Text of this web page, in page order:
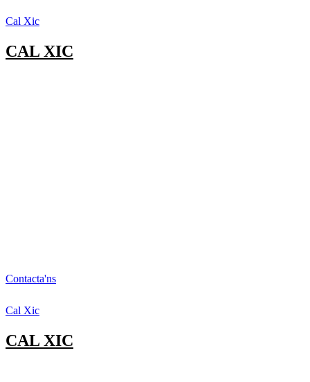
Cal Xic
CAL XIC
Contacta'ns
Cal Xic
CAL XIC